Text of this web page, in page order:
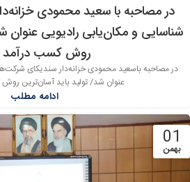
در مصاحبه با سعید محمودی
شناسایی و مکان‌یابی رادیویی عنوان
روش کسب درآمد
در مصاحبه باسعید محمودی خزانه‌دار سندیکای
عنوان شد/ تولید باید آسان‌ترین
ادامه مطلب
01
بهمن